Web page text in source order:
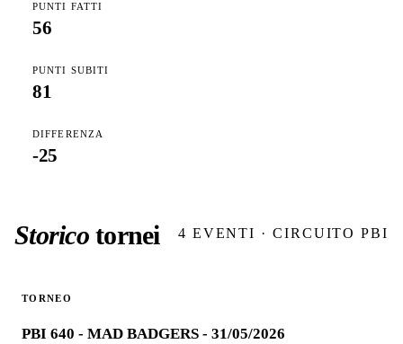
PUNTI FATTI
56
PUNTI SUBITI
81
DIFFERENZA
-25
Storicotornei 4 EVENTI · CIRCUITO PBI
TORNEO
PBI 640 - MAD BADGERS - 31/05/2026